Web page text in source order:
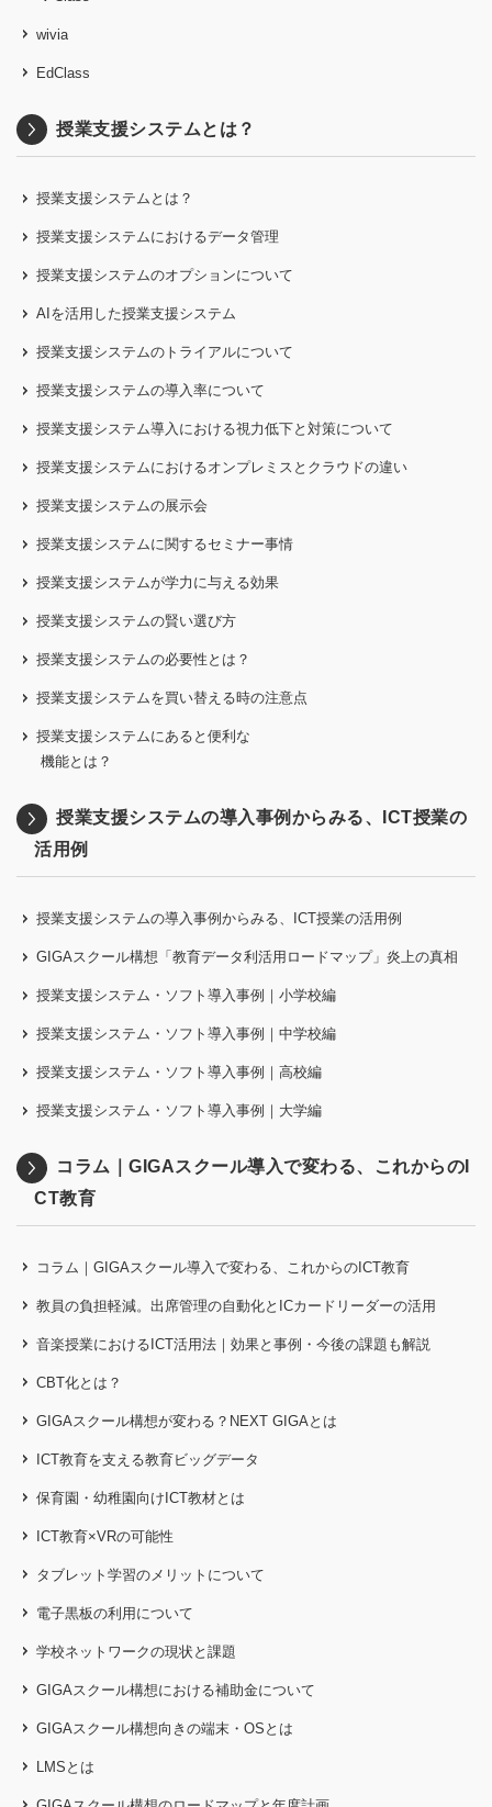
wivia
EdClass
授業支援システムとは？
授業支援システムとは？
授業支援システムにおけるデータ管理
授業支援システムのオプションについて
AIを活用した授業支援システム
授業支援システムのトライアルについて
授業支援システムの導入率について
授業支援システム導入における視力低下と対策について
授業支援システムにおけるオンプレミスとクラウドの違い
授業支援システムの展示会
授業支援システムに関するセミナー事情
授業支援システムが学力に与える効果
授業支援システムの賢い選び方
授業支援システムの必要性とは？
授業支援システムを買い替える時の注意点
授業支援システムにあると便利な
機能とは？
授業支援システムの導入事例からみる、ICT授業の
活用例
授業支援システムの導入事例からみる、ICT授業の活用例
GIGAスクール構想「教育データ利活用ロードマップ」炎上の真相
授業支援システム・ソフト導入事例｜小学校編
授業支援システム・ソフト導入事例｜中学校編
授業支援システム・ソフト導入事例｜高校編
授業支援システム・ソフト導入事例｜大学編
コラム｜GIGAスクール導入で変わる、これからのI
CT教育
コラム｜GIGAスクール導入で変わる、これからのICT教育
教員の負担軽減。出席管理の自動化とICカードリーダーの活用
音楽授業におけるICT活用法｜効果と事例・今後の課題も解説
CBT化とは？
GIGAスクール構想が変わる？NEXT GIGAとは
ICT教育を支える教育ビッグデータ
保育園・幼稚園向けICT教材とは
ICT教育×VRの可能性
タブレット学習のメリットについて
電子黒板の利用について
学校ネットワークの現状と課題
GIGAスクール構想における補助金について
GIGAスクール構想向きの端末・OSとは
LMSとは